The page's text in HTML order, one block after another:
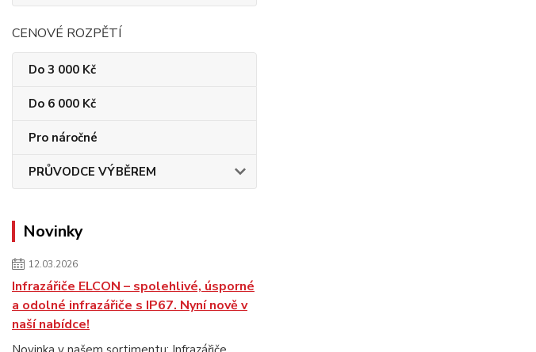
CENOVÉ ROZPĚTÍ
Do 3 000 Kč
Do 6 000 Kč
Pro náročné
PRŮVODCE VÝBĚREM
Novinky
12.03.2026
Infrazářiče ELCON – spolehlivé, úsporné
a odolné infrazářiče s IP67. Nyní nově v
naší nabídce!